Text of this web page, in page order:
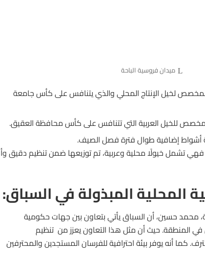
ميدان فروسية الباحة
لخيل الإنتاج المحلي والذي يتنافس على كأس جامعة
للخيل العربية التي تتنافس على كأس محافظة العقيق.
إضافية طوال فترة فصل الصيف.
فهي تشمل خيولًا محلية وعربية، تم توزيعها ضمن تنظيم دقيق وأ
المحلية المبذولة في السباق:
محمد حسين، أن السباق يأتي بتعاون بين جهات حكومية
المنطقة. حيث أن مثل هذا التعاون يعزز من تنظيم
كما أنه يوفر بيئة احترافية للفرسان المستجدين والمحترفين